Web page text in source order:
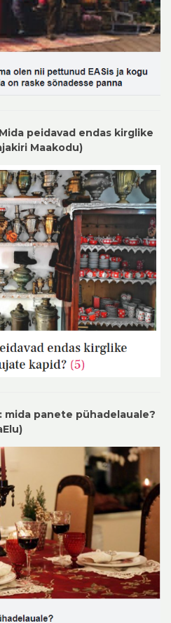
peidavad endas kirglike
Maakodu)
mida panete pühadelauale?